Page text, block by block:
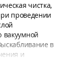
чистка,
проведении
в
и